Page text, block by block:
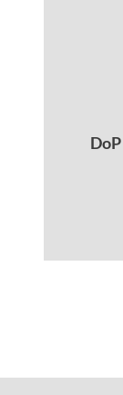
DoP